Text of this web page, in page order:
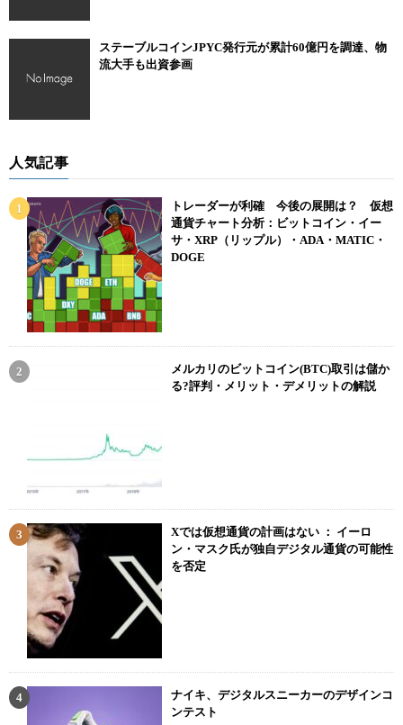
ステーブルコインJPYC発行元が累計60億円を調達、物
流大手も出資参画
人気記事
トレーダーが利確 今後の展開は？ 仮想
通貨チャート分析：ビットコイン・イー
サ・XRP（リップル）・ADA・MATIC・
DOGE
メルカリのビットコイン(BTC)取引は儲か
る?評判・メリット・デメリットの解説
Xでは仮想通貨の計画はない ： イーロ
ン・マスク氏が独自デジタル通貨の可能性
を否定
ナイキ、デジタルスニーカーのデザインコ
ンテスト